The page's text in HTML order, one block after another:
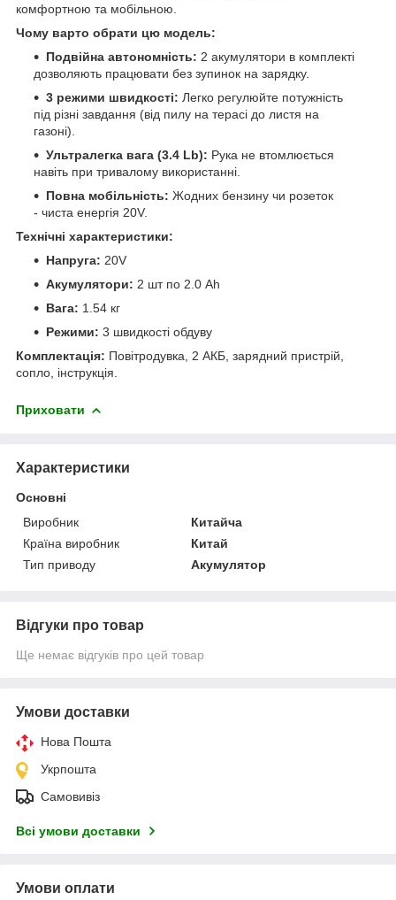
комфортною та мобільною.
Чому варто обрати цю модель:
Подвійна автономність: 2 акумулятори в комплекті
дозволяють працювати без зупинок на зарядку.
3 режими швидкості: Легко регулюйте потужність
під різні завдання (від пилу на терасі до листя на
газоні).
Ультралегка вага (3.4 Lb): Рука не втомлюється
навіть при тривалому використанні.
Повна мобільність: Жодних бензину чи розеток
- чиста енергія 20V.
Технічні характеристики:
Напруга: 20V
Акумулятори: 2 шт по 2.0 Ah
Вага: 1.54 кг
Режими: 3 швидкості обдуву
Комплектація: Повітродувка, 2 АКБ, зарядний пристрій,
сопло, інструкція.
Приховати
Характеристики
Основні
Виробник
Китайча
Країна виробник
Китай
Тип приводу
Акумулятор
Відгуки про товар
Ще немає відгуків про цей товар
Умови доставки
Нова Пошта
Укрпошта
Самовивіз
Всі умови доставки
Умови оплати